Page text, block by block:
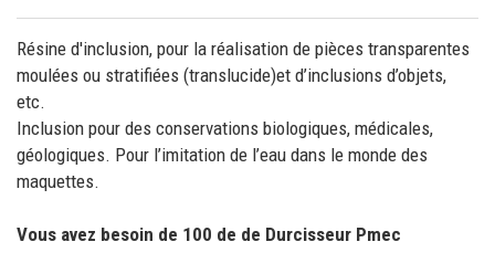
Résine d'inclusion, pour la réalisation de pièces transparentes
moulées ou stratifiées (translucide)et d’inclusions d’objets,
etc.
Inclusion pour des conservations biologiques, médicales,
géologiques. Pour l’imitation de l’eau dans le monde des
maquettes.
Vous avez besoin de 100 de de Durcisseur Pmec